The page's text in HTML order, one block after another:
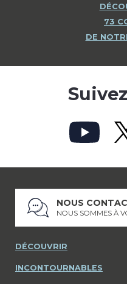
73
DE
NOUS
NOUS SOMMES À
DÉCOUVRIR
INCONTOURNABLES